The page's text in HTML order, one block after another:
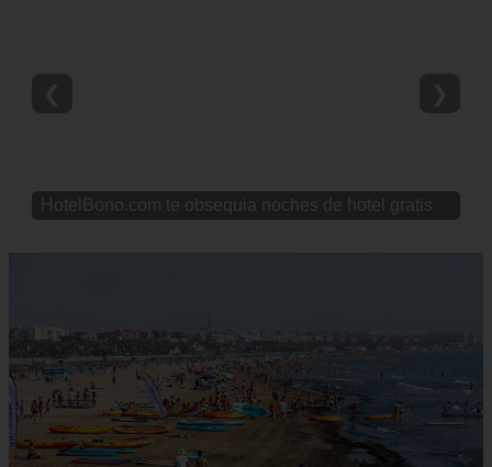
HotelBono.com te obsequia noches de hotel gratis